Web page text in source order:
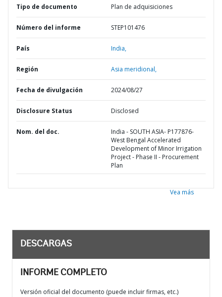
Tipo de documento Plan de adquisiciones
Número del informe STEP101476
País India,
Región Asia meridional,
Fecha de divulgación 2024/08/27
Disclosure Status Disclosed
Nom. del doc.
India - SOUTH ASIA- P177876-
West Bengal Accelerated
Development of Minor Irrigation
Project - Phase II - Procurement
Plan
Vea más
DESCARGAS
INFORME COMPLETO
Versión oficial del documento (puede incluir firmas, etc.)